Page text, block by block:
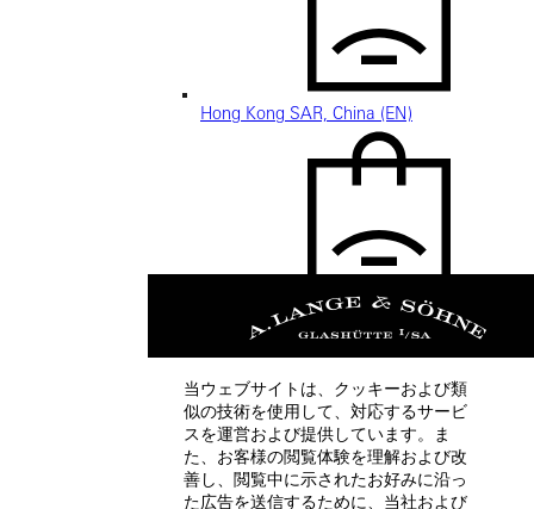
Hong Kong SAR, China (EN)
中国香港特别行政区 (ZH-HANS)
当ウェブサイトは、クッキーおよび類
似の技術を使用して、対応するサービ
スを運営および提供しています。ま
た、お客様の閲覧体験を理解および改
善し、閲覧中に示されたお好みに沿っ
た広告を送信するために、当社および